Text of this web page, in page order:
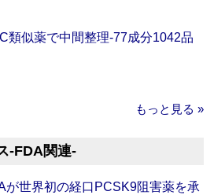
類似薬で中間整理‐77成分1042品
もっと見る »
‐FDA関連‐
が世界初の経口PCSK9阻害薬を承